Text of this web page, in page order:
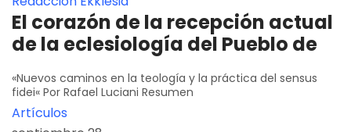
El corazón de la recepción actual
de la eclesiología del Pueblo de
«Nuevos caminos en la teología y la práctica del sensus
fidei« Por Rafael Luciani Resumen
Artículos